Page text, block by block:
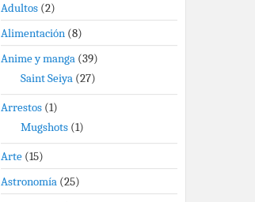
Adultos (2)
Alimentación (8)
Anime y manga (39)
Saint Seiya (27)
Arrestos (1)
Mugshots (1)
Arte (15)
Astronomía (25)